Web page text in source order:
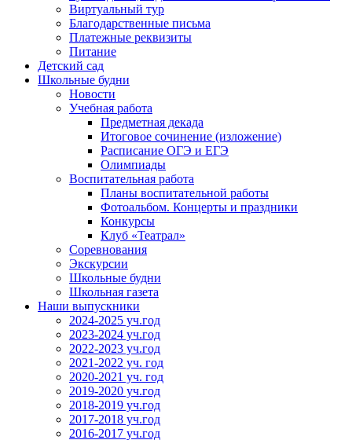
Виртуальный тур
Благодарственные письма
Платежные реквизиты
Питание
Детский сад
Школьные будни
Новости
Учебная работа
Предметная декада
Итоговое сочинение (изложение)
Расписание ОГЭ и ЕГЭ
Олимпиады
Воспитательная работа
Планы воспитательной работы
Фотоальбом. Концерты и праздники
Конкурсы
Клуб «Театрал»
Соревнования
Экскурсии
Школьные будни
Школьная газета
Наши выпускники
2024-2025 уч.год
2023-2024 уч.год
2022-2023 уч.год
2021-2022 уч. год
2020-2021 уч. год
2019-2020 уч.год
2018-2019 уч.год
2017-2018 уч.год
2016-2017 уч.год